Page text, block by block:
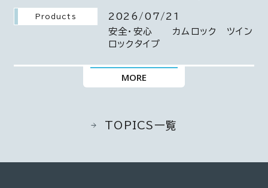
Products
2026/07/21
安全・安心 カムロック ツイン
ロックタイプ
MORE
TOPICS一覧